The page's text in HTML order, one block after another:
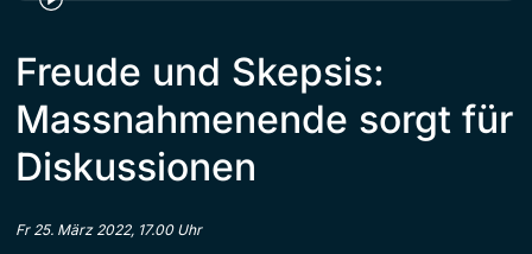
Freude und Skepsis:
Massnahmenende sorgt für
Diskussionen
Fr 25. März 2022, 17.00 Uhr